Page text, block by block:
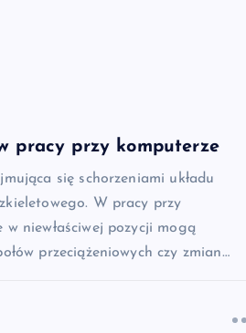
pracy przy komputerze
się schorzeniami układu
W pracy przy
niewłaściwej pozycji mogą
przeciążeniowych czy zmian…